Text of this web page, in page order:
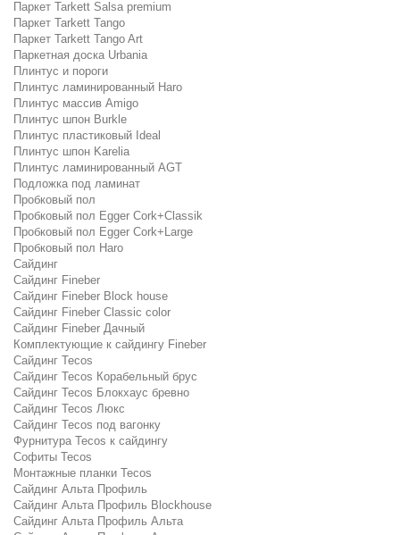
Паркет Tarkett Salsa premium
Паркет Tarkett Tango
Паркет Tarkett Tango Art
Паркетная доска Urbania
Плинтус и пороги
Плинтус ламинированный Haro
Плинтус массив Amigo
Плинтус шпон Burkle
Плинтус пластиковый Ideal
Плинтус шпон Karelia
Плинтус ламинированный AGT
Подложка под ламинат
Пробковый пол
Пробковый пол Egger Cork+Classik
Пробковый пол Egger Cork+Large
Пробковый пол Haro
Сайдинг
Сайдинг Fineber
Сайдинг Fineber Block house
Сайдинг Fineber Classic color
Сайдинг Fineber Дачный
Комплектующие к сайдингу Fineber
Сайдинг Tecos
Сайдинг Tecos Корабельный брус
Сайдинг Tecos Блокхаус бревно
Сайдинг Tecos Люкс
Сайдинг Tecos под вагонку
Фурнитура Tecos к сайдингу
Софиты Tecos
Монтажные планки Tecos
Сайдинг Альта Профиль
Сайдинг Альта Профиль Blockhouse
Сайдинг Альта Профиль Альта